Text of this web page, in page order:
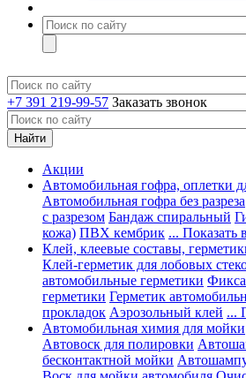
+7 391 219-99-57 Заказать звонок
Акции
Автомобильная гофра, оплетки
Автомобильная гофра без разреза
с разрезом Бандаж спиральный
кожа) ПВХ кембрик ... Показать
Клей, клеевые составы,
Клей-герметик для лобовых
автомобильные герметики
герметики Герметик
прокладок Аэрозольный клей ...
Автомобильная химия для мойки
Автовоск для полировки
бесконтактной мойки